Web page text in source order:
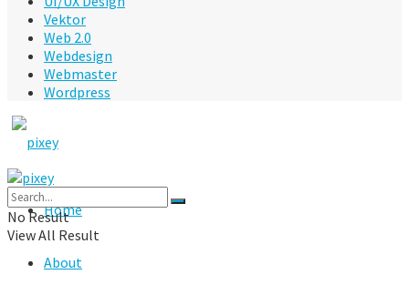
Vektor
Web 2.0
Webdesign
Webmaster
Wordpress
Home
About
No Result
View All Result